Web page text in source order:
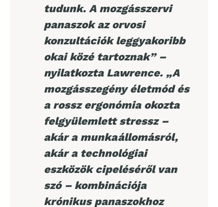
tudunk. A mozgásszervi
panaszok az orvosi
konzultációk leggyakoribb
okai közé tartoznak” –
nyilatkozta Lawrence. „A
mozgásszegény életmód és
a rossz ergonómia okozta
felgyülemlett stressz –
akár a munkaállomásról,
akár a technológiai
eszközök cipeléséről van
szó – kombinációja
krónikus panaszokhoz